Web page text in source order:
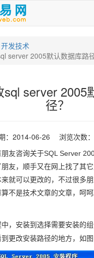
开发技术
server 2005默认数据库路
sql server 2005
径？
：2014-06-26 浏览次数
友咨询关于SQL Server
友，顺手又在网上找了其
就可以更改的，不过很多
不是技术文章的文章，呵呵
安装到选择需要安装的组
到更改安装路径的地方，如图